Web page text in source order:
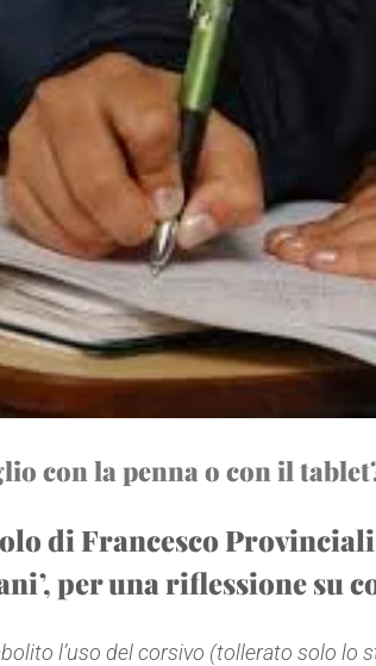
con la penna o con il
di Francesco
per una riflessione su
l’uso del corsivo (tollerato solo lo